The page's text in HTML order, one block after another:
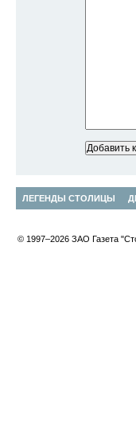
ЛЕГЕНДЫ СТОЛИЦЫ
© 1997–2026 ЗАО Газета